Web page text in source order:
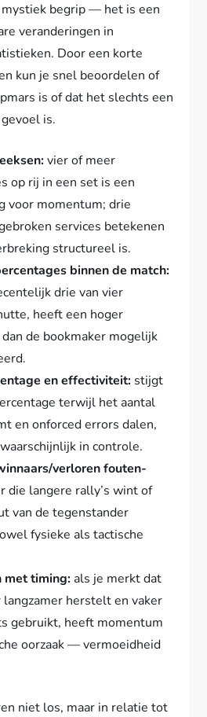
begrip — het is een
veranderingen in
Door een korte
kun je snel beoordelen of
is of dat het slechts een
is.
vier of meer
op rij in een set is een
voor momentum; drie
services betekenen
structureel is.
binnen de match:
drie van vier
heeft een hoger
de bookmaker mogelijk
en effectiviteit: stijgt
terwijl het aantal
en onforced errors dalen,
in controle.
verloren fouten-
die langere rally’s wint of
van de tegenstander
fysieke als tactische
met timing: als je merkt dat
herstelt en vaker
gebruikt, heeft momentum
oorzaak — vermoeidheid
niet los, maar in relatie tot